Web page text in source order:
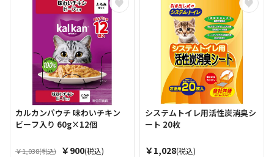
カルカンパウチ 味わいチキン
ビーフ入り 60g×12個
￥1,038(税込) ￥900(税込)
システムトイレ用活性炭消臭シ
ート 20枚
￥1,028(税込)